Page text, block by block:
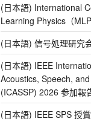
(日本語) International
Learning Physics（
(日本語) 信号処理研究
(日本語) IEEE
Acoustics, Speech,
(ICASSP) 2026 参加報
(日本語) IEEE SPS 授